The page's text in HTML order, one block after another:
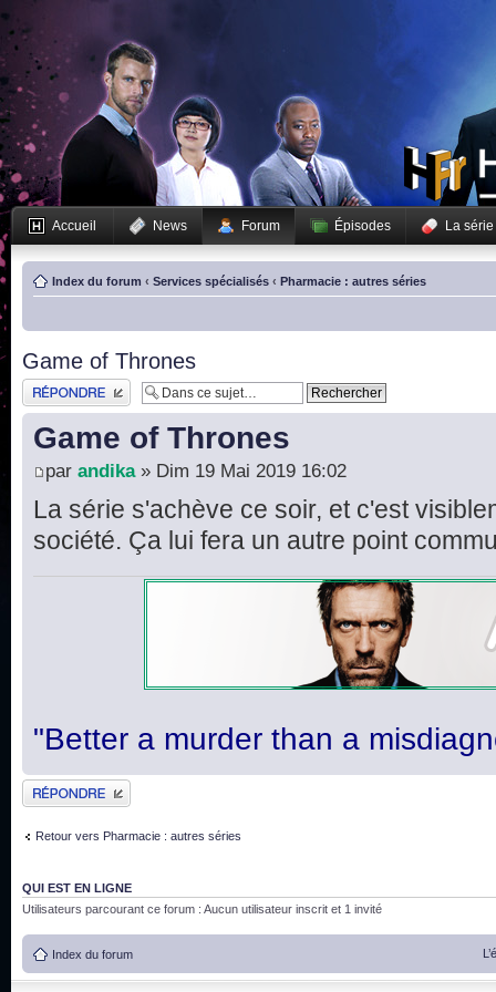
Accueil News Forum Épisodes La série
Index du forum ‹ Services spécialisés ‹ Pharmacie : autres séries
Game of Thrones
Publier une réponse
Game of Thrones
par andika» Dim 19 Mai 2019 16:02
La série s'achève ce soir, et c'est
société. Ça lui fera un autre point
"Better a murder than a
Publier une réponse
Retour vers Pharmacie : autres séries
QUI EST EN LIGNE
Utilisateurs parcourant ce forum : Aucun utilisateur inscrit et 1 invité
Index du forum